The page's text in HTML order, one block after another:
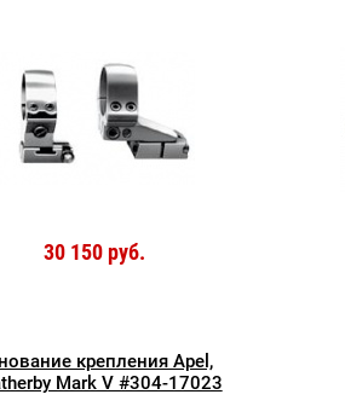
30 150 руб.
крепления Apel,
Mark V #304-17023